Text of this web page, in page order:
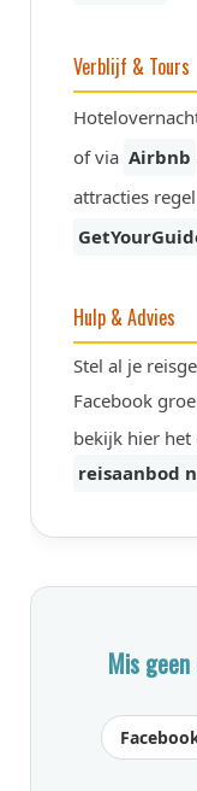
Verblijf & Tours
of via Airbnb
attracties
Hulp & Advies
Stel al je
Facebook
bekijk hier het
reisaanbod
Mis